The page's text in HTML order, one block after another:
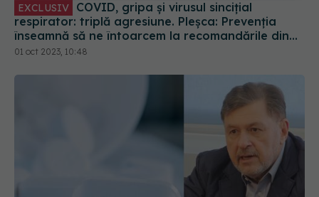
EXCLUSIV
respirator: triplă agresiune. Pleșca: Prevenția
înseamnă să ne întoarcem la recomandările din
timpul pandemiei!
01 oct 2023, 10:48